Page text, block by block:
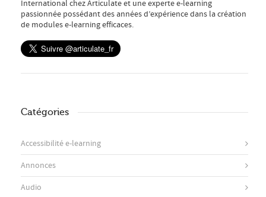
International chez Articulate et une experte e-learning
passionnée possédant des années d’expérience dans la création
de modules e-learning efficaces.
Catégories
Accessibilité e-learning
Annonces
Audio